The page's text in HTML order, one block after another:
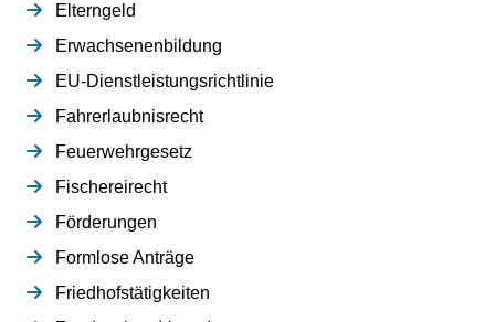
Elterngeld
Erwachsenenbildung
EU-Dienstleistungsrichtlinie
Fahrerlaubnisrecht
Feuerwehrgesetz
Fischereirecht
Förderungen
Formlose Anträge
Friedhofstätigkeiten